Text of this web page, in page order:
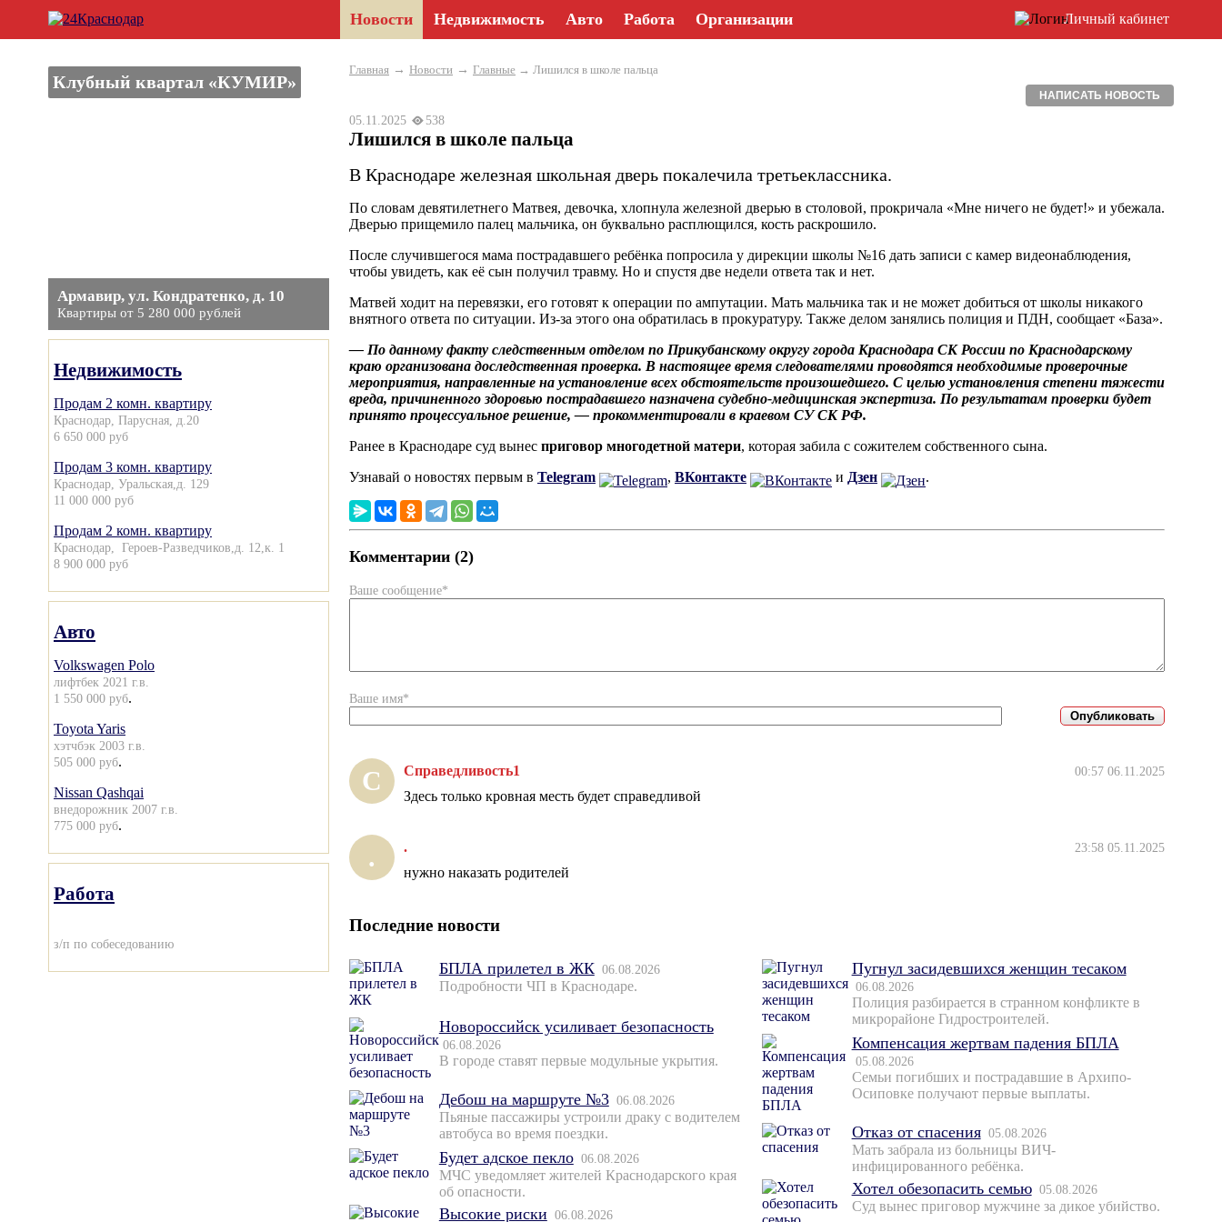
Новости Недвижимость Авто Работа Организации Личный кабинет
Клубный квартал «КУМИР»
Армавир, ул. Кондратенко, д. 10
Квартиры от 5 280 000 рублей
Недвижимость
Продам 2 комн. квартиру
Краснодар, Парусная, д.20
6 650 000 руб
Продам 3 комн. квартиру
Краснодар, Уральская,д. 129
11 000 000 руб
Продам 2 комн. квартиру
Краснодар, Героев-Разведчиков,д. 12,к. 1
8 900 000 руб
Авто
Volkswagen Polo
лифтбек 2021 г.в.
1 550 000 руб.
Toyota Yaris
хэтчбэк 2003 г.в.
505 000 руб.
Nissan Qashqai
внедорожник 2007 г.в.
775 000 руб.
Работа
з/п по собеседованию
Главная → Новости → Главные → Лишился в школе пальца
НАПИСАТЬ НОВОСТЬ
05.11.2025 538
Лишился в школе пальца
В Краснодаре железная школьная дверь покалечила третьеклассника.
По словам девятилетнего Матвея, девочка, хлопнула железной дверью в столовой, прокричала «Мне ничего не будет!» и убежала.
Дверью прищемило палец мальчика, он буквально расплющился, кость раскрошило.
После случившегося мама пострадавшего ребёнка попросила у дирекции школы №16 дать записи с камер видеонаблюдения,
чтобы увидеть, как её сын получил травму. Но и спустя две недели ответа так и нет.
Матвей ходит на перевязки, его готовят к операции по ампутации. Мать мальчика так и не может добиться от школы никакого
внятного ответа по ситуации. Из-за этого она обратилась в прокуратуру. Также делом занялись полиция и ПДН, сообщает «База».
— По данному факту следственным отделом по Прикубанскому округу города Краснодара СК России по Краснодарскому
краю организована доследственная проверка. В настоящее время следователями проводятся необходимые проверочные
мероприятия, направленные на установление всех обстоятельств произошедшего. С целью установления степени тяжести
вреда, причиненного здоровью пострадавшего назначена судебно-медицинская экспертиза. По результатам проверки будет
принято процессуальное решение, — прокомментировали в краевом СУ СК РФ.
Ранее в Краснодаре суд вынес приговор многодетной матери, которая забила с сожителем собственного сына.
Узнавай о новостях первым в Telegram , ВКонтакте и Дзен .
Комментарии (2)
Ваше сообщение*
Ваше имя*
С Справедливость1 00:57 06.11.2025
Здесь только кровная месть будет справедливой
. . 23:58 05.11.2025
нужно наказать родителей
Последние новости
БПЛА прилетел в ЖК 06.08.2026
Подробности ЧП в Краснодаре.
Новороссийск усиливает безопасность
06.08.2026
В городе ставят первые модульные укрытия.
Дебош на маршруте №3 06.08.2026
Пьяные пассажиры устроили драку с водителем
автобуса во время поездки.
Будет адское пекло 06.08.2026
МЧС уведомляет жителей Краснодарского края
об опасности.
Высокие риски 06.08.2026
Пугнул засидевшихся женщин тесаком
06.08.2026
Полиция разбирается в странном конфликте в
микрорайоне Гидростроителей.
Компенсация жертвам падения БПЛА
05.08.2026
Семьи погибших и пострадавшие в Архипо-
Осиповке получают первые выплаты.
Отказ от спасения 05.08.2026
Мать забрала из больницы ВИЧ-
инфицированного ребёнка.
Хотел обезопасить семью 05.08.2026
Суд вынес приговор мужчине за дикое убийство.